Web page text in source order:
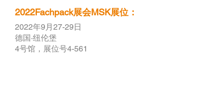
2022Fachpack展会MSK展位：
2022年9月27-29日
德国·纽伦堡
4号馆，展位号4-561